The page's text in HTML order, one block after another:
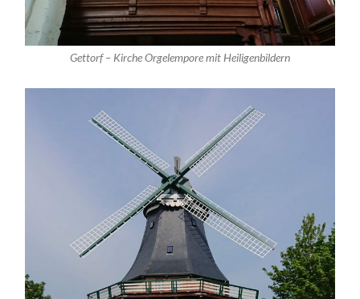
Gettorf – Kirche Orgelempore mit Heiligenbildern